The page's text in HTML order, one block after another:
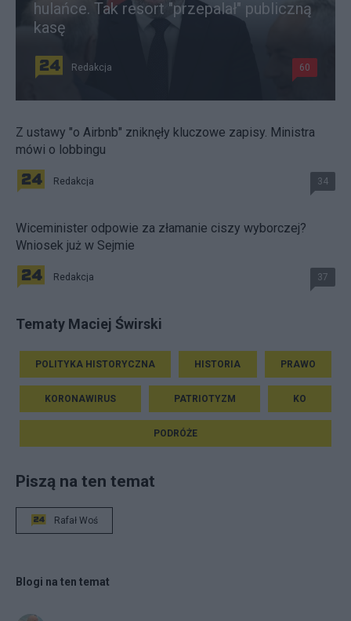
hulańce. Tak resort "przepalał" publiczną
kasę
Redakcja 60
Z ustawy "o Airbnb" zniknęły kluczowe zapisy. Ministra
mówi o lobbingu
Redakcja 34
Wiceminister odpowie za złamanie ciszy wyborczej?
Wniosek już w Sejmie
Redakcja 37
Tematy Maciej Świrski
POLITYKA HISTORYCZNA HISTORIA PRAWO
KORONAWIRUS PATRIOTYZM KO
PODRÓŻE
Piszą na ten temat
Rafał Woś
Blogi na ten temat